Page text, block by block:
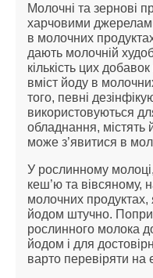
Молочні та зернові
харчовими
в молочних
дають молочній
кількість цих
вміст йоду в
того, певні
використовуються
обладнання,
може з’явитися в
У рослинному
кеш’ю та вівсяному,
молочних продуктах,
йодом штучно. Попри
рослинного молока
йодом і для
варто перевіряти на